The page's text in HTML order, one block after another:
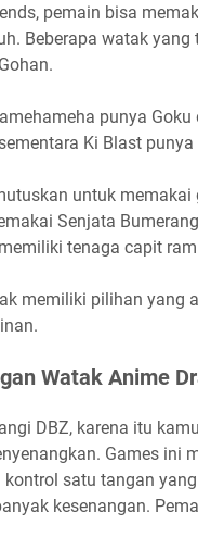
pemain bisa
Beberapa watak
punya
Ki Blast
untuk
Senjata
tenaga capit
memiliki pilihan yang
Watak Anime
DBZ, karena itu
Games
satu tangan
kesenangan.